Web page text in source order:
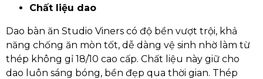
Chất liệu dao
Dao bàn ăn Studio Viners có độ bền vượt trội, khả
năng chống ăn mòn tốt, dễ dàng vệ sinh nhờ làm từ
thép không gỉ 18/10 cao cấp. Chất liệu này giữ cho
dao luôn sáng bóng, bền đẹp qua thời gian. Thép